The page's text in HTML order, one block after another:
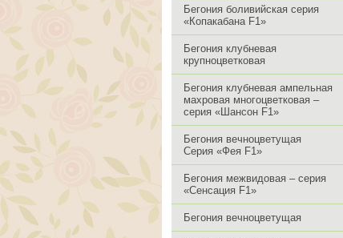
Бегония боливийская серия
«Копакабана F1»
Бегония клубневая
крупноцветковая
Бегония клубневая ампельная
махровая многоцветковая –
серия «Шансон F1»
Бегония вечноцветущая
Серия «Фея F1»
Бегония межвидовая – серия
«Сенсация F1»
Бегония вечноцветущая